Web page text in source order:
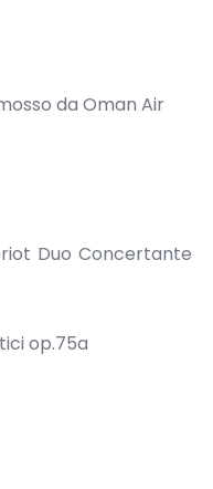
da Oman Air
Duo Concertante
op.75a